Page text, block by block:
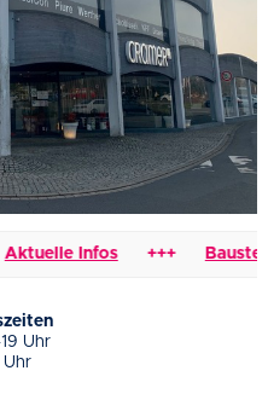
Infos +++ Baustellen
Uhr
Uhr